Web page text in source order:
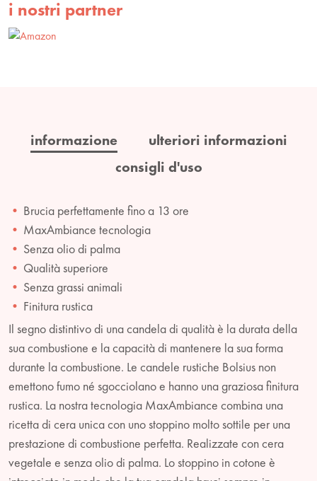
i nostri partner
informazione
ulteriori informazioni
consigli d'uso
Brucia perfettamente fino a 13 ore
MaxAmbiance tecnologia
Senza olio di palma
Qualità superiore
Senza grassi animali
Finitura rustica
Il segno distintivo di una candela di qualità è la durata della
sua combustione e la capacità di mantenere la sua forma
durante la combustione. Le candele rustiche Bolsius non
emettono fumo né sgocciolano e hanno una graziosa finitura
rustica. La nostra tecnologia MaxAmbiance combina una
ricetta di cera unica con uno stoppino molto sottile per una
prestazione di combustione perfetta. Realizzate con cera
vegetale e senza olio di palma. Lo stoppino in cotone è